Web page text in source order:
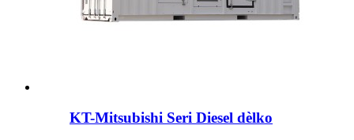
KT-Mitsubishi Seri Diesel dèlko